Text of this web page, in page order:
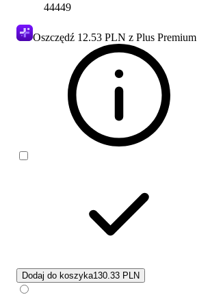
44449
Oszczędź 12.53 PLN z Plus Premium
Dodaj do koszyka130.33 PLN